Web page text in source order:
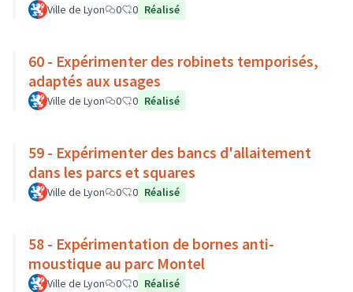
Ville de Lyon 0 0 Réalisé
60 - Expérimenter des robinets temporisés,
adaptés aux usages
Ville de Lyon 0 0 Réalisé
59 - Expérimenter des bancs d'allaitement
dans les parcs et squares
Ville de Lyon 0 0 Réalisé
58 - Expérimentation de bornes anti-
moustique au parc Montel
Ville de Lyon 0 0 Réalisé